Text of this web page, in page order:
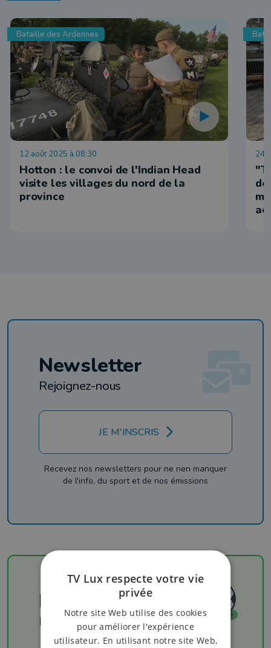
Bataille des Ardennes
12 août 2025 à 08:30
Hotton : le convoi de l'Indian Head
visite les villages du nord de la
province
24
Newsletter
Rejoignez-nous
JE M'INSCRIS
Recevez nos newsletters pour ne rien manquer
de l'info, du sport et de nos émissions
Football
Les résultats
TV Lux respecte votre vie
privée
Notre site Web utilise des cookies
pour améliorer l'expérience
utilisateur. En utilisant notre site Web,